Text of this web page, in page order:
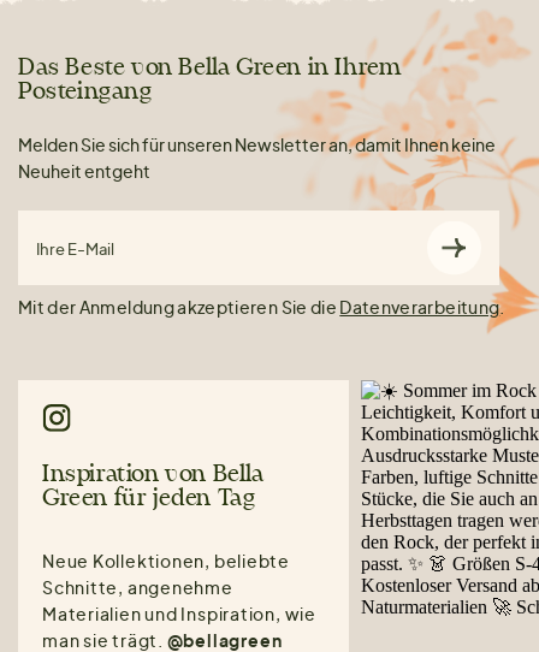
Das Beste von Bella Green in Ihrem
Posteingang
Melden Sie sich für unseren Newsletter an, damit Ihnen keine
Neuheit entgeht
Ihre E-Mail
Mit der Anmeldung akzeptieren Sie die Datenverarbeitung.
Inspiration von Bella
Green für jeden Tag
Neue Kollektionen, beliebte
Schnitte, angenehme
Materialien und Inspiration, wie
man sie trägt. @bellagreen